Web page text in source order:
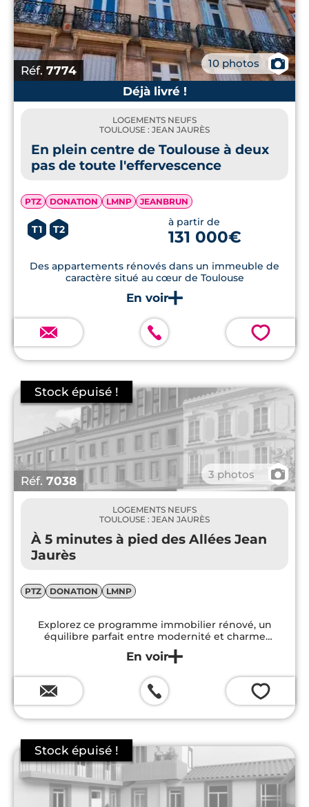
Réf. 7774 10 photos
📷
Déjà livré !
LOGEMENTS NEUFS
TOULOUSE : JEAN JAURÈS
En plein centre de Toulouse à deux
pas de toute l'effervescence
PTZ DONATION LMNP JEANBRUN
T1 T2
à partir de
131 000€
Des appartements rénovés dans un immeuble de
caractère situé au cœur de Toulouse
💗
Réf. 7038 3 photos 📷
LOGEMENTS NEUFS
TOULOUSE : JEAN JAURÈS
À 5 minutes à pied des Allées Jean
Jaurès
PTZ DONATION LMNP
Explorez ce programme immobilier rénové, un
équilibre parfait entre modernité et charme
historique, offrant des espaces de vie confortables et
agréables.
💗